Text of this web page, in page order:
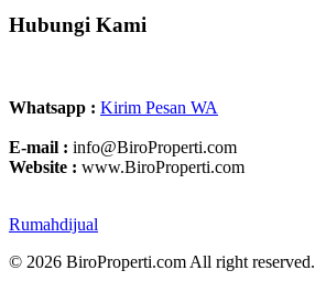
Hubungi Kami
Whatsapp : Kirim Pesan WA
E-mail : info@BiroProperti.com
Website : www.BiroProperti.com
Rumahdijual
© 2026 BiroProperti.com All right reserved.